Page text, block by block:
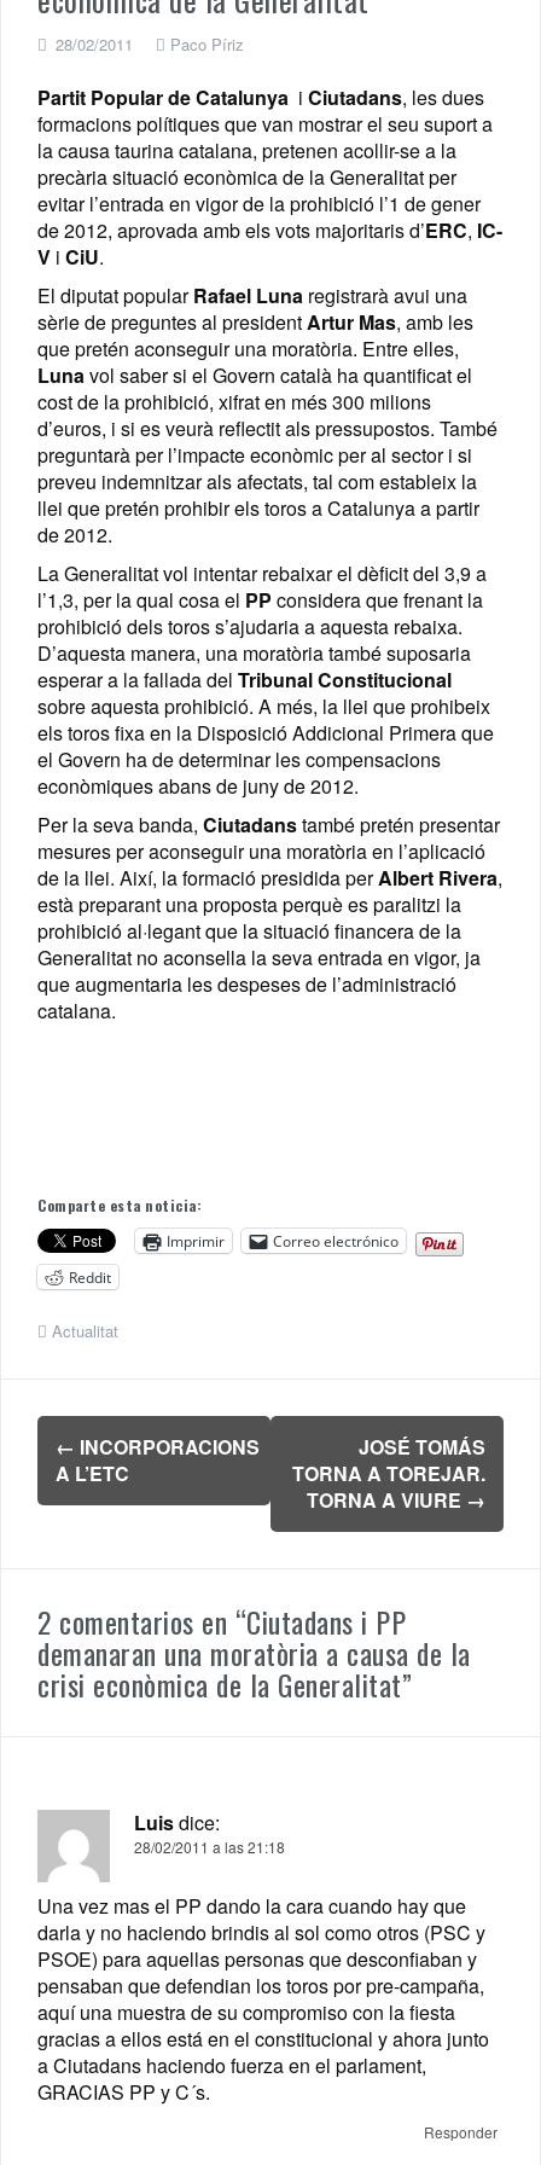
28/02/2011 Paco Píriz
Partit Popular de Catalunya i Ciutadans, les dues
formacions polítiques que van mostrar el seu suport a
la causa taurina catalana, pretenen acollir-se a la
precària situació econòmica de la Generalitat per
evitar l’entrada en vigor de la prohibició l’1 de gener
de 2012, aprovada amb els vots majoritaris d’ERC, IC-
V i CiU.
El diputat popularRafael Luna registrarà avui una
sèrie de preguntes al presidentArtur Mas, amb les
que pretén aconseguir una moratòria. Entre elles,
Lunavol saber si el Govern català ha quantificat el
cost de la prohibició, xifrat en més 300 milions
d’euros, i si es veurà reflectit als pressupostos. També
preguntarà per l’impacte econòmic per al sector i si
preveu indemnitzar als afectats, tal com estableix la
llei que pretén prohibir els toros a Catalunya a partir
de 2012.
La Generalitat vol intentar rebaixar el dèficit del 3,9 a
l’1,3, per la qual cosa el PP considera que frenant la
prohibició dels toros s’ajudaria a aquesta rebaixa.
D’aquesta manera, una moratòria també suposaria
esperar a la fallada del Tribunal Constitucional
sobre aquesta prohibició. A més, la llei que prohibeix
els toros fixa en la Disposició Addicional Primera que
el Govern ha de determinar les compensacions
econòmiques abans de juny de 2012.
Per la seva banda, Ciutadanstambé pretén presentar
mesures per aconseguir una moratòria en l’aplicació
de la llei. Així, la formació presidida perAlbert Rivera,
està preparant una proposta perquè es paralitzi la
prohibició al·legant que la situació financera de la
Generalitat no aconsella la seva entrada en vigor, ja
que augmentaria les despeses de l’administració
catalana.
Comparte esta noticia:
Imprimir
Correo electrónico
Reddit
Actualitat
Navegación
de
entradas
← INCORPORACIONS
A L’ETC
JOSÉ TOMÁS
TORNA A TOREJAR.
TORNA A VIURE →
2 comentarios en “Ciutadans i PP
demanaran una moratòria a causa de la
crisi econòmica de la Generalitat”
Luisdice:
28/02/2011 a las 21:18
Una vez mas el PP dando la cara cuando hay que
darla y no haciendo brindis al sol como otros (PSC y
PSOE) para aquellas personas que desconfiaban y
pensaban que defendian los toros por pre-campaña,
aquí una muestra de su compromiso con la fiesta
gracias a ellos está en el constitucional y ahora junto
a Ciutadans haciendo fuerza en el parlament,
GRACIAS PP y C´s.
Responder